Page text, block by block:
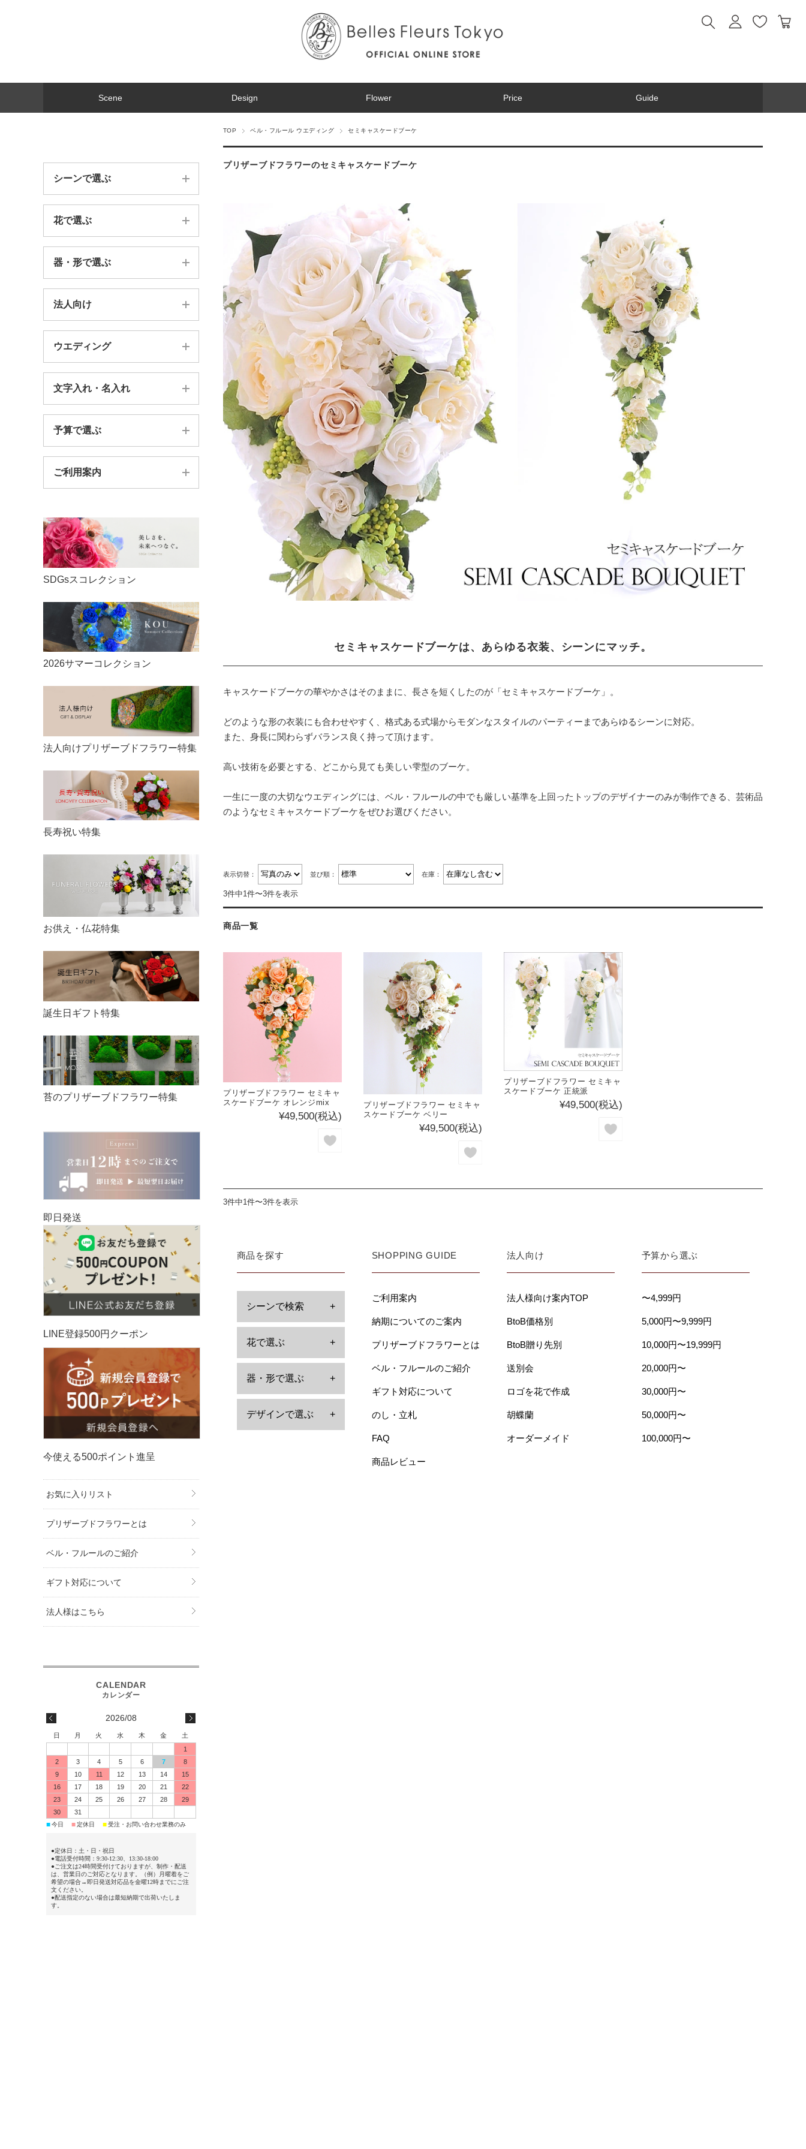
Scene Design Flower Price Guide
TOP ベル・フルール ウエディング セミキャスケードブーケ
プリザーブドフラワーのセミキャスケードブーケ
セミキャスケードブーケは、あらゆる衣装、シーンにマッチ。
キャスケードブーケの華やかさはそのままに、長さを短くしたのが「セミキャスケードブーケ」。
どのような形の衣装にも合わせやすく、格式ある式場からモダンなスタイルのパーティーまであらゆるシーンに対応。
また、身長に関わらずバランス良く持って頂けます。
高い技術を必要とする、どこから見ても美しい雫型のブーケ。
一生に一度の大切なウエディングには、ベル・フルールの中でも厳しい基準を上回ったトップのデザイナーのみが制作できる、芸術品
のようなセミキャスケードブーケをぜひお選びください。
表示切替： 並び順： 在庫：
3件中1件〜3件を表示
商品一覧
プリザーブドフラワー セミキャ
スケードブーケ オレンジmix
¥49,500(税込)
プリザーブドフラワー セミキャ
スケードブーケ ベリー
¥49,500(税込)
プリザーブドフラワー セミキャ
スケードブーケ 正統派
¥49,500(税込)
3件中1件〜3件を表示
商品を探す
シーンで検索 +
花で選ぶ +
器・形で選ぶ +
デザインで選ぶ +
SHOPPING GUIDE
ご利用案内
納期についてのご案内
プリザーブドフラワーとは
ベル・フルールのご紹介
ギフト対応について
のし・立札
FAQ
商品レビュー
法人向け
法人様向け案内TOP
BtoB価格別
BtoB贈り先別
送別会
ロゴを花で作成
胡蝶蘭
オーダーメイド
予算から選ぶ
〜4,999円
5,000円〜9,999円
10,000円〜19,999円
20,000円〜
30,000円〜
50,000円〜
100,000円〜
シーンで選ぶ
誕生日祝い
新築祝い・引っ越し祝い
結婚祝い・内祝い
お供え・仏花・お悔やみ
送別会ギフト
出産祝い・内祝い
花で選ぶ
苔（moss）
胡蝶蘭
ガーベラ
プルメリア
器・形で選ぶ
器付きアレンジメント
フォトフレーム
ガラスドーム
ガラスの器
法人向け
法人様向け案内TOP
BtoB贈り先別
送別会
ロゴを花で作成
オーダーメイド
ウエディング
総合案内TOP
セミキャスケードブーケ
ラウンドブーケ
リングピロー
ウェルカムボード
引き出物
文字入れ・名入れ
カッティングシート
フォトフレーム台紙
予算で選ぶ
〜4,999円
10,000円〜19,999円
20,000円〜
50,000円〜
100,000円〜
ご利用案内
お問い合わせフォーム
ご利用案内
納期についてのご案内
プリザーブドフラワーとは
ベル・フルールのご紹介
ギフト対応について
FAQ
商品レビュー
SDGsスコレクション
2026サマーコレクション
法人向けプリザーブドフラワー特集
長寿祝い特集
お供え・仏花特集
誕生日ギフト特集
苔のプリザーブドフラワー特集
即日発送
LINE登録500円クーポン
今使える500ポイント進呈
お気に入りリスト
プリザーブドフラワーとは
ベル・フルールのご紹介
ギフト対応について
法人様はこちら
2026/08
日 月 火 水 木 金
土
1
2
3 4 5 6 7
8
9
10 11 12 13 14
15
16
17 18 19 20 21
22
23
24 25 26 27 28
29
30
31
■今日 ■定休日 ■受注・お問い合わせ業務のみ
●定休日：土・日・祝日
●電話受付時間：9:30-12:30、13:30-18:00
●ご注文は24時間受付けておりますが、制作・配送
は、営業日のご対応となります。（例）月曜着をご
希望の場合→即日発送対応品を金曜12時までにご注
文ください。
●配送指定のない場合は最短納期で出荷いたしま
す。